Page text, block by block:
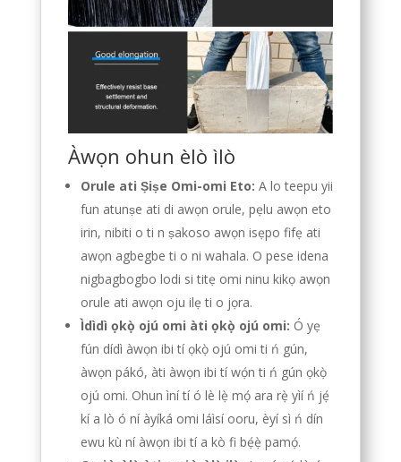
Àwọn ohun èlò ìlò
Orule ati Ṣiṣe Omi-omi Eto: A lo teepu yii
fun atunṣe ati di awọn orule, pẹlu awọn eto
irin, nibiti o ti n ṣakoso awọn isẹpo fifẹ ati
awọn agbegbe ti o ni wahala. O pese idena
nigbagbogbo lodi si titẹ omi ninu kikọ awọn
orule ati awọn oju ilẹ ti o jọra.
Ìdìdì ọkọ̀ ojú omi àti ọkọ̀ ojú omi: Ó yẹ
fún dídì àwọn ibi tí ọkọ̀ ojú omi ti ń gún,
àwọn pákó, àti àwọn ibi tí wọ́n ti ń gún ọkọ̀
ojú omi. Ohun ìní tí ó lè lẹ̀ mọ́ ara rẹ̀ yìí ń jẹ́
kí a lò ó ní àyíká omi láìsí ooru, èyí sì ń dín
ewu kù ní àwọn ibi tí a kò fi bẹ́ẹ̀ pamọ́.